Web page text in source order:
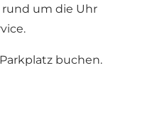
um die Uhr
buchen.